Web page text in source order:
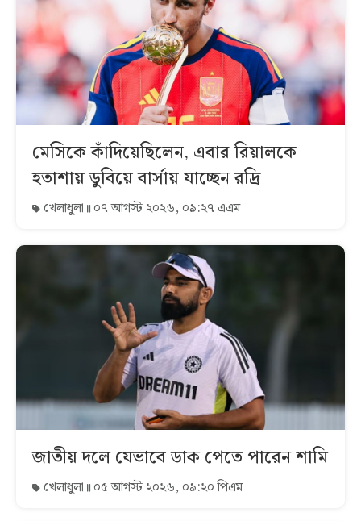
মেসিকে কাঁদিয়েছিলেন, এবার রিয়ালকে
হতাশায় ডুবিয়ে বার্সায় যাচ্ছেন রদ্রি
খেলাধুলা ০৭ আগস্ট ২০২৬, ০৯:২৭ এএম
জাতীয় দলে যেভাবে ডাক পেতে পারেন শামি
খেলাধুলা ০৫ আগস্ট ২০২৬, ০৯:২০ পিএম